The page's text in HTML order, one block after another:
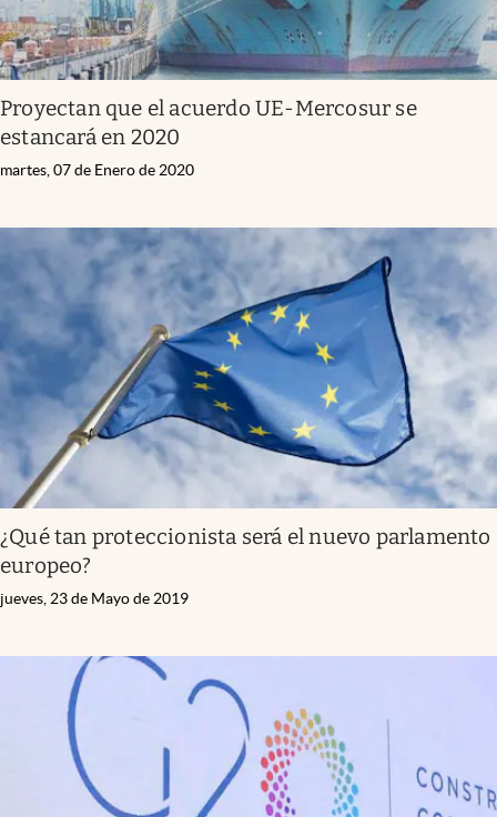
Proyectan que el acuerdo UE-Mercosur se
estancará en 2020
martes, 07 de Enero de 2020
¿Qué tan proteccionista será el nuevo parlamento
europeo?
jueves, 23 de Mayo de 2019